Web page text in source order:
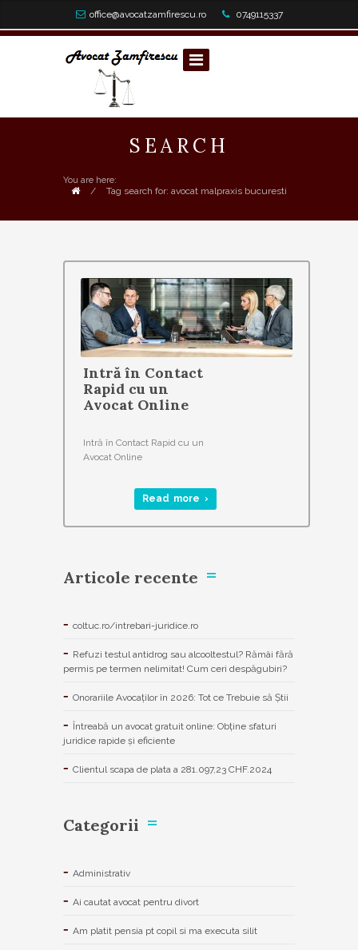
office@avocatzamfirescu.ro 0749115337
SEARCH
You are here:
/ Tag search for: avocat malpraxis bucuresti
Intră în Contact
Rapid cu un
Avocat Online
Intră în Contact Rapid cu un
Avocat Online
Read more ›
Articole recente
coltuc.ro/intrebari-juridice.ro
Refuzi testul antidrog sau alcooltestul? Rămâi fără
permis pe termen nelimitat! Cum ceri despăgubiri?
Onorariile Avocaților în 2026: Tot ce Trebuie să Știi
Întreabă un avocat gratuit online: Obține sfaturi
juridice rapide și eficiente
Clientul scapa de plata a 281.097,23 CHF.2024
Categorii
Administrativ
Ai cautat avocat pentru divort
Am platit pensia pt copil si ma executa silit